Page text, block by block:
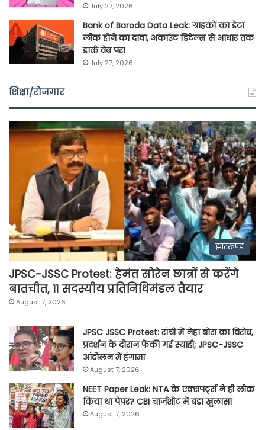
July 27, 2026
Bank of Baroda Data Leak: ग्राहकों का डेटा
लीक होने का दावा, अकाउंट डिटेल्स से आधार तक
डार्क वेब पर!
July 27, 2026
शिक्षा/रोजगार
झारखण्ड
JPSC-JSSC Protest: हेमंत सोरेन छात्रों से करेंगे
बातचीत, 11 सदस्यीय प्रतिनिधिमंडल तैयार
August 7, 2026
JPSC JSSC Protest: रांची में नेहा बोरा का विरोध,
प्रदर्शन के दौरान फेंकी गई स्याही; JPSC-JSSC
आंदोलन में हंगामा
August 7, 2026
NEET Paper Leak: NTA के एक्सपर्ट्स ने ही लीक
किया था पेपर? CBI चार्जशीट में बड़ा खुलासा
August 7, 2026